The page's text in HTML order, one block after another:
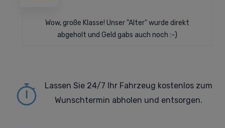
Wow, große Klasse! Unser "Alter" wurde direkt
abgeholt und Geld gabs auch noch :-)
Lassen Sie 24/7 Ihr Fahrzeug kostenlos zum
Wunschtermin abholen und entsorgen.